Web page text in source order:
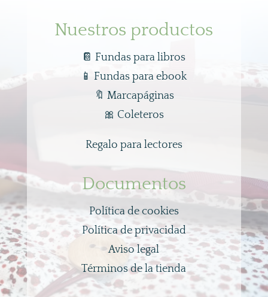
Nuestros productos
📔 Fundas para libros
📱Fundas para ebook
🔖 Marcapáginas
🎀 Coleteros
Regalo para lectores
Documentos
Política de cookies
Política de privacidad
Aviso legal
Términos de la tienda